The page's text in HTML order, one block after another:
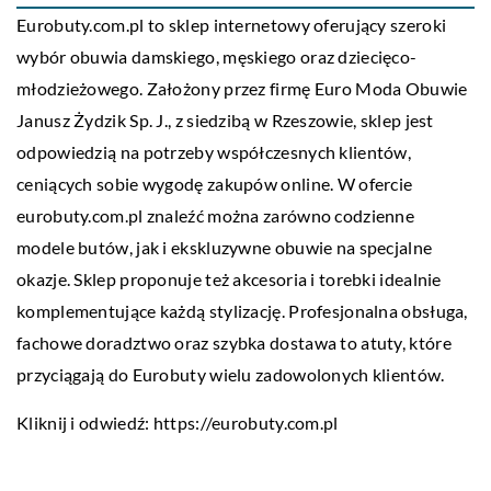
Eurobuty.com.pl to sklep internetowy oferujący szeroki
wybór obuwia damskiego, męskiego oraz dziecięco-
młodzieżowego. Założony przez firmę Euro Moda Obuwie
Janusz Żydzik Sp. J., z siedzibą w Rzeszowie, sklep jest
odpowiedzią na potrzeby współczesnych klientów,
ceniących sobie wygodę zakupów online. W ofercie
eurobuty.com.pl znaleźć można zarówno codzienne
modele butów, jak i ekskluzywne obuwie na specjalne
okazje. Sklep proponuje też akcesoria i torebki idealnie
komplementujące każdą stylizację. Profesjonalna obsługa,
fachowe doradztwo oraz szybka dostawa to atuty, które
przyciągają do Eurobuty wielu zadowolonych klientów.
Kliknij i odwiedź: https://eurobuty.com.pl